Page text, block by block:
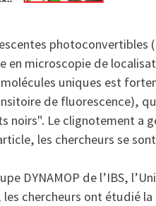
photoconvertibles
en microscopie de
uniques est
de fluorescence),
noirs". Le clignotement a
les chercheurs se
DYNAMOP de l’IBS,
les chercheurs ont étudié